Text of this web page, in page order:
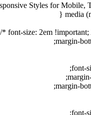
font-size: 2em !important;
margin-
font-
margin-
font-